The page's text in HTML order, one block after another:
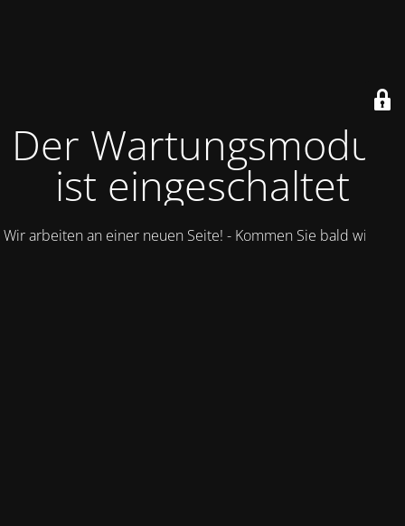
Der Wartungsmodus
ist eingeschaltet
Wir arbeiten an einer neuen Seite! - Kommen Sie bald wieder.